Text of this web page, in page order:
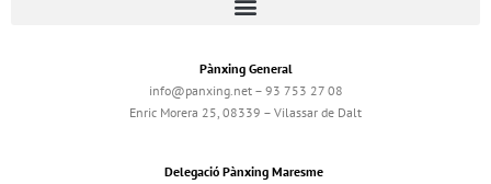
Pànxing General
info@panxing.net – 93 753 27 08
Enric Morera 25, 08339 – Vilassar de Dalt
Delegació Pànxing Maresme